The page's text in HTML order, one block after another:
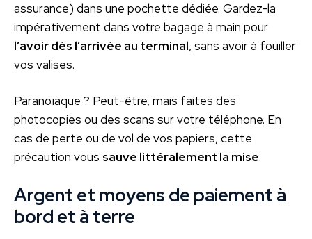
assurance) dans une pochette dédiée. Gardez-la
impérativement dans votre bagage à main pour
l’avoir dès l’arrivée au terminal, sans avoir à fouiller
vos valises.
Paranoïaque ? Peut-être, mais faites des
photocopies ou des scans sur votre téléphone. En
cas de perte ou de vol de vos papiers, cette
précaution vous sauve littéralement la mise.
Argent et moyens de paiement à
bord et à terre